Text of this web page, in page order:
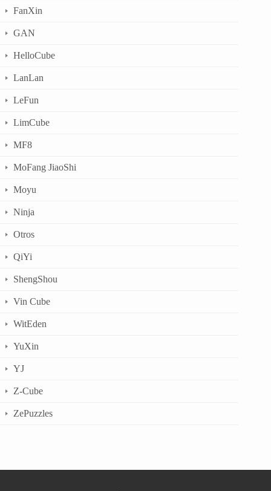
FanXin
GAN
HelloCube
LanLan
LeFun
LimCube
MF8
MoFang JiaoShi
Moyu
Ninja
Otros
QiYi
ShengShou
Vin Cube
WitEden
YuXin
YJ
Z-Cube
ZePuzzles